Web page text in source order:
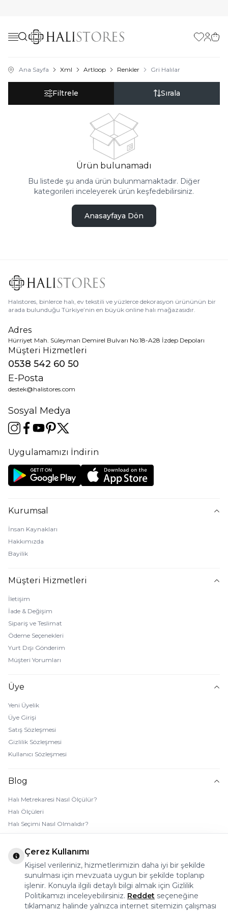
Favorilerim
Ana Sayfa Xml Artloop Renkler Gri Halılar
Filtrele Sırala
Ürün bulunamadı
Bu listede şu anda ürün bulunmamaktadır. Diğer
kategorileri inceleyerek ürün keşfedebilirsiniz.
Anasayfaya Dön
Halıstores, binlerce halı, ev tekstili ve yüzlerce dekorasyon ürününün bir
arada bulunduğu Türkiye’nin en büyük online halı mağazasıdır.
Adres
Hürriyet Mah. Süleyman Demirel Bulvarı No:18-A28 İzdep Depoları
Müşteri Hizmetleri
0538 542 60 50
E-Posta
destek@halistores.com
Sosyal Medya
Uygulamamızı İndirin
Kurumsal
İnsan Kaynakları
Hakkımızda
Bayilik
Müşteri Hizmetleri
İletişim
İade & Değişim
Sipariş ve Teslimat
Ödeme Seçenekleri
Yurt Dışı Gönderim
Müşteri Yorumları
Üye
Yeni Üyelik
Üye Girişi
Satış Sözleşmesi
Gizlilik Sözleşmesi
Kullanıcı Sözleşmesi
Blog
Halı Metrekaresi Nasıl Ölçülür?
Halı Ölçüleri
Halı Seçimi Nasıl Olmalıdır?
Halı Rengi Nasıl Seçilir?
Halı Temizliği Nasıl Yapılır?
Bebek Halı Temizliği Nasıl Yapılır?
7 Adımda Halı Lekesi Çıkarma
Halı Kaydırmaz Ped Nasıl Kullanılır?
Çerez Kullanımı
Kişisel verileriniz, hizmetlerimizin daha iyi bir şekilde
sunulması için mevzuata uygun bir şekilde toplanıp
işlenir. Konuyla ilgili detaylı bilgi almak için Gizlilik
Politikamızı inceleyebilirsiniz. Reddet seçeneğine
tıklamanız halinde yalnızca internet sitemizin çalışması